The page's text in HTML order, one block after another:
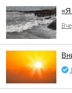
«Я